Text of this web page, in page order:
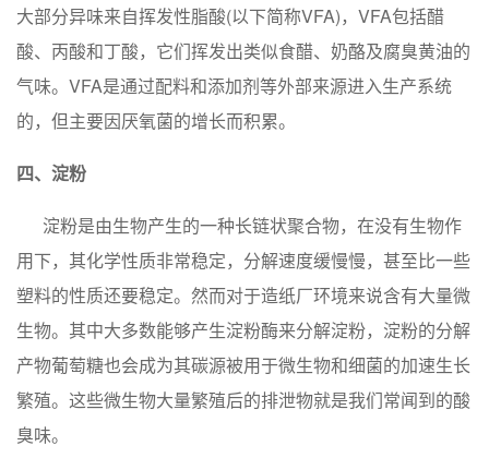
大部分异味来自挥发性脂酸(以下简称VFA)，VFA包括醋
酸、丙酸和丁酸，它们挥发出类似食醋、奶酪及腐臭黄油的
气味。VFA是通过配料和添加剂等外部来源进入生产系统
的，但主要因厌氧菌的增长而积累。
四、淀粉
淀粉是由生物产生的一种长链状聚合物，在没有生物作
用下，其化学性质非常稳定，分解速度缓慢慢，甚至比一些
塑料的性质还要稳定。然而对于造纸厂环境来说含有大量微
生物。其中大多数能够产生淀粉酶来分解淀粉，淀粉的分解
产物葡萄糖也会成为其碳源被用于微生物和细菌的加速生长
繁殖。这些微生物大量繁殖后的排泄物就是我们常闻到的酸
臭味。